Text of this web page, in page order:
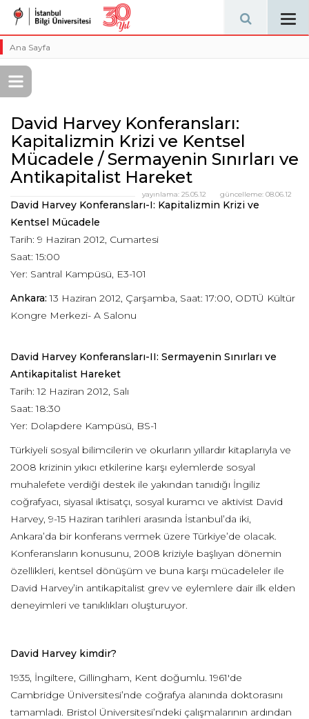
Ana Sayfa
David Harvey Konferansları:
Kapitalizmin Krizi ve Kentsel
Mücadele / Sermayenin Sınırları ve
Antikapitalist Hareket
güncelleme: 08.06.12
yayınlama: 25.05.12
David Harvey Konferansları-I: Kapitalizmin Krizi ve
Kentsel Mücadele
Tarih: 9 Haziran 2012, Cumartesi
Saat: 15:00
Yer: Santral Kampüsü, E3-101
Ankara: 13 Haziran 2012, Çarşamba, Saat: 17:00, ODTÜ Kültür
Kongre Merkezi- A Salonu
David Harvey Konferansları-II: Sermayenin Sınırları ve
Antikapitalist Hareket
Tarih: 12 Haziran 2012, Salı
Saat: 18:30
Yer: Dolapdere Kampüsü, BS-1
Türkiyeli sosyal bilimcilerin ve okurların yıllardır kitaplarıyla ve
2008 krizinin yıkıcı etkilerine karşı eylemlerde sosyal
muhalefete verdiği destek ile yakından tanıdığı İngiliz
coğrafyacı, siyasal iktisatçı, sosyal kuramcı ve aktivist David
Harvey, 9-15 Haziran tarihleri arasında İstanbul’da iki,
Ankara’da bir konferans vermek üzere Türkiye’de olacak.
Konferansların konusunu, 2008 kriziyle başlıyan dönemin
özellikleri, kentsel dönüşüm ve buna karşı mücadeleler ile
David Harvey’in antikapitalist grev ve eylemlere dair ilk elden
deneyimleri ve tanıklıkları oluşturuyor.
David Harvey kimdir?
1935, İngiltere, Gillingham, Kent doğumlu. 1961'de
Cambridge Üniversitesi’nde coğrafya alanında doktorasını
tamamladı. Bristol Üniversitesi’ndeki çalışmalarının ardından